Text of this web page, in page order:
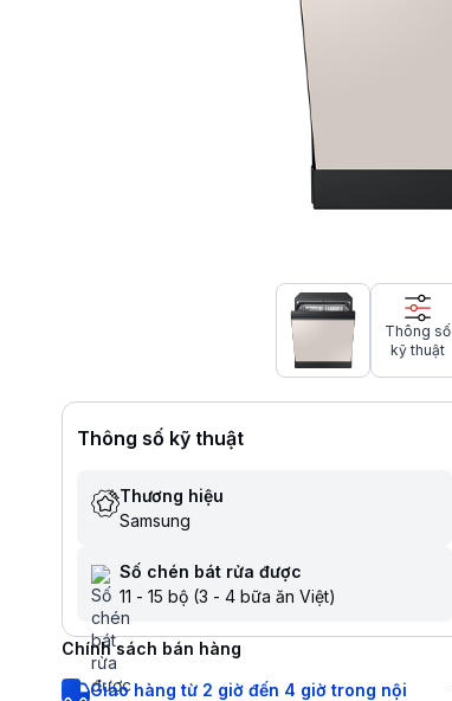
Thông số
kỹ thuật
Thông số kỹ thuật
Thương hiệu
Samsung
Số chén bát rửa được
11 - 15 bộ (3 - 4 bữa ăn Việt)
Chính sách bán hàng
Giao hàng từ 2 giờ đến 4 giờ trong nội